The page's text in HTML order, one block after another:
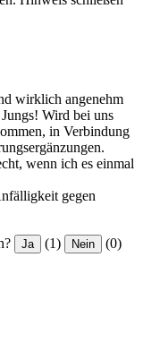
wirklich angenehm
Wird bei uns
in Verbindung
wenn ich es einmal
gegen
Ja (1) Nein (0)